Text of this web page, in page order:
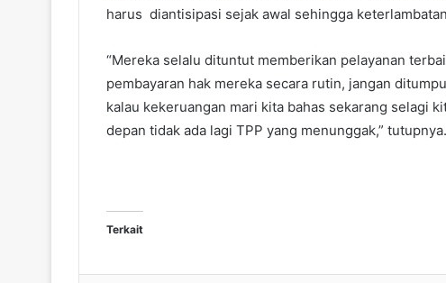
harus diantisipasi sejak awal sehingga
“Mereka selalu dituntut memberikan pelayanan
pembayaran hak mereka secara rutin, jangan
kalau kekeruangan mari kita bahas sekarang selagi
depan tidak ada lagi TPP yang menunggak,” tutupnya.
Terkait